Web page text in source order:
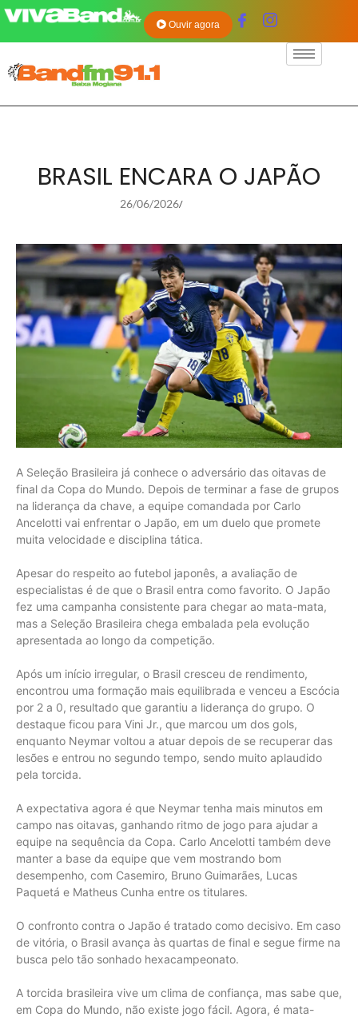
Ouvir agora
BRASIL ENCARA O JAPÃO
26/06/2026/
A Seleção Brasileira já conhece o adversário das oitavas de
final da Copa do Mundo. Depois de terminar a fase de grupos
na liderança da chave, a equipe comandada por Carlo
Ancelotti vai enfrentar o Japão, em um duelo que promete
muita velocidade e disciplina tática.
Apesar do respeito ao futebol japonês, a avaliação de
especialistas é de que o Brasil entra como favorito. O Japão
fez uma campanha consistente para chegar ao mata-mata,
mas a Seleção Brasileira chega embalada pela evolução
apresentada ao longo da competição.
Após um início irregular, o Brasil cresceu de rendimento,
encontrou uma formação mais equilibrada e venceu a Escócia
por 2 a 0, resultado que garantiu a liderança do grupo. O
destaque ficou para Vini Jr., que marcou um dos gols,
enquanto Neymar voltou a atuar depois de se recuperar das
lesões e entrou no segundo tempo, sendo muito aplaudido
pela torcida.
A expectativa agora é que Neymar tenha mais minutos em
campo nas oitavas, ganhando ritmo de jogo para ajudar a
equipe na sequência da Copa. Carlo Ancelotti também deve
manter a base da equipe que vem mostrando bom
desempenho, com Casemiro, Bruno Guimarães, Lucas
Paquetá e Matheus Cunha entre os titulares.
O confronto contra o Japão é tratado como decisivo. Em caso
de vitória, o Brasil avança às quartas de final e segue firme na
busca pelo tão sonhado hexacampeonato.
A torcida brasileira vive um clima de confiança, mas sabe que,
em Copa do Mundo, não existe jogo fácil. Agora, é mata-